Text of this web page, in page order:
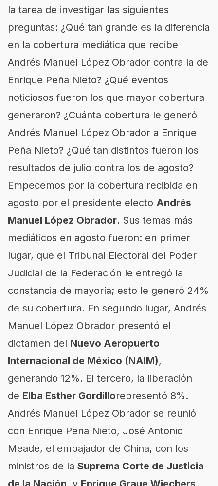
la tarea de investigar las siguientes
preguntas: ¿Qué tan grande es la diferencia
en la cobertura mediática que recibe
Andrés Manuel López Obrador contra la de
Enrique Peña Nieto? ¿Qué eventos
noticiosos fueron los que mayor cobertura
generaron? ¿Cuánta cobertura le generó
Andrés Manuel López Obrador a Enrique
Peña Nieto? ¿Qué tan distintos fueron los
resultados de julio contra los de agosto?
Empecemos por la cobertura recibida en
agosto por el presidente electo Andrés
Manuel López Obrador. Sus temas más
mediáticos en agosto fueron: en primer
lugar, que el Tribunal Electoral del Poder
Judicial de la Federación le entregó la
constancia de mayoría; esto le generó 24%
de su cobertura. En segundo lugar, Andrés
Manuel López Obrador presentó el
dictamen del Nuevo Aeropuerto
Internacional de México (NAIM),
generando 12%. El tercero, la liberación
de Elba Esther Gordillorepresentó 8%.
Andrés Manuel López Obrador se reunió
con Enrique Peña Nieto, José Antonio
Meade, el embajador de China, con los
ministros de la Suprema Corte de Justicia
de la Nación, y Enrique Graue Wiechers,